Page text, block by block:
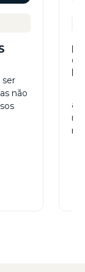
ser
não